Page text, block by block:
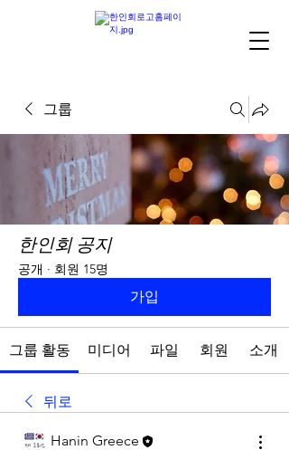
그룹
한인회 공지
공개 · 회원 15명
가입
그룹 활동 미디어 파일 회원 소개
뒤로
Hanin Greece